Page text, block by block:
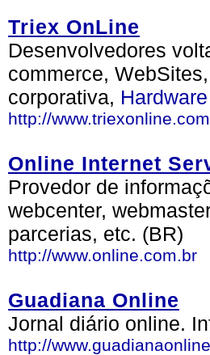
Triex OnLine
Desenvolvedores
commerce,
corporativa, Hardware
http://
Online Internet
Provedor de
webcenter,
parcerias, etc. (BR)
http://www.online.com.br
Guadiana Online
Jornal diário online.
http://